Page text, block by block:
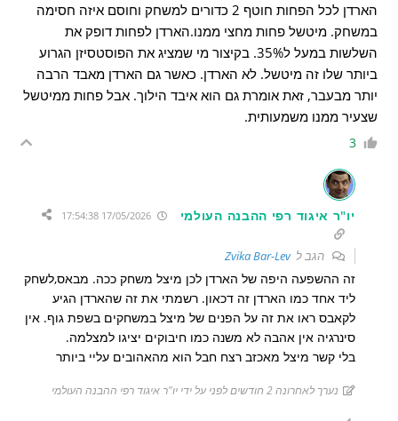
הארדן לכל הפחות חוטף 2 כדורים למשחק וחוסם איזה חסימה
במשחק. מיטשל פחות מחצי ממנו.הארדן לפחות דופק את
השלשות במעל ל35%. בקיצור מי שמציג את הפוסטסיזן הגרוע
ביותר שלו זה מיטשל. לא הארדן. כאשר גם הארדן מאבד הרבה
יותר מבעבר, זאת אומרת גם הוא איבד הילוך. אבל פחות ממיטשל
שצעיר ממנו משמעותית.
3
יו"ר איגוד רפי ההבנה העולמי 17/05/2026 17:54:38
הגב לZvika Bar-Lev
זה ההשפעה היפה של הארדן לכן מיצל משחק ככה. מבאס,לשחק
ליד אחד כמו הארדן זה דכאון. רשמתי את זה שהארדן הגיע
לקאבס ראו את זה על הפנים של מיצל במשחקים בשפת גוף. אין
סינרגיה אין אהבה לא משנה כמו חיבוקים יציגו למצלמה.
בלי קשר מיצל מאכזב רצח חבל הוא מהאהובים עליי ביותר
נערך לאחרונה 2 חודשים לפני על ידי יו"ר איגוד רפי ההבנה העולמי